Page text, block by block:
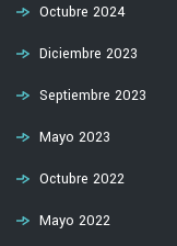
Octubre 2024
Diciembre 2023
Septiembre 2023
Mayo 2023
Octubre 2022
Mayo 2022